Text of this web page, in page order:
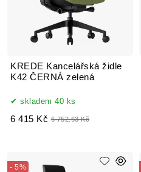
KREDE Kancelářská židle
K42 ČERNÁ zelená
skladem 40 ks
6 415 Kč 6 752.63 Kč
- 5%